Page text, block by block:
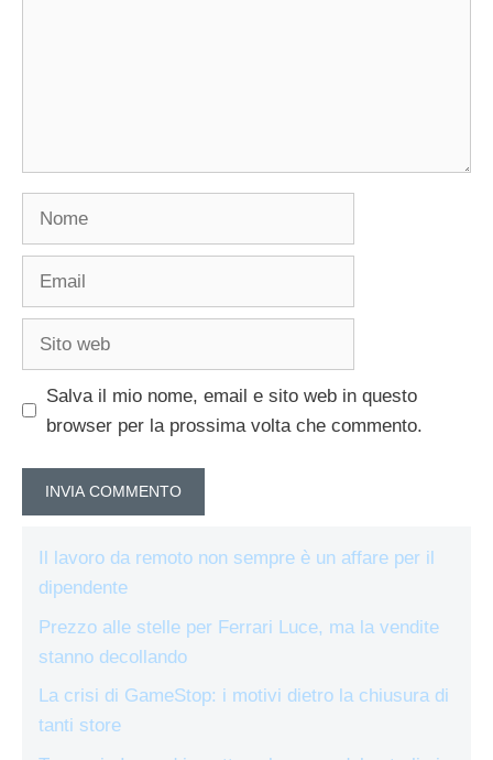
Nome
Email
Sito
Salva il mio nome, email e sito web in questo
browser per la prossima volta che commento.
Il lavoro da remoto non sempre è un affare per il
dipendente
Prezzo alle stelle per Ferrari Luce, ma la vendite
stanno decollando
La crisi di GameStop: i motivi dietro la chiusura di
tanti store